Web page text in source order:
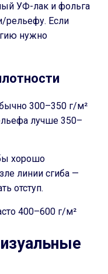
УФ-лак и фольга
рельефу. Если
нужно
300–350 г/м²
лучше 350–
хорошо
линии сгиба —
отступ.
400–600 г/м²